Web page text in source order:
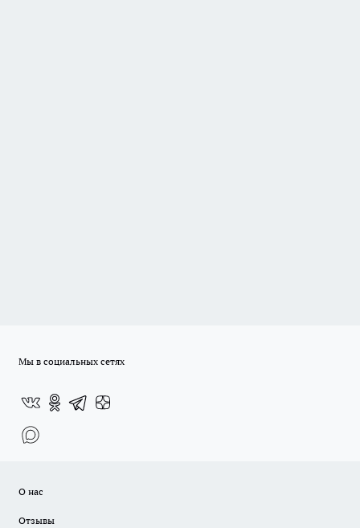
Мы в социальных сетях
О нас
Отзывы